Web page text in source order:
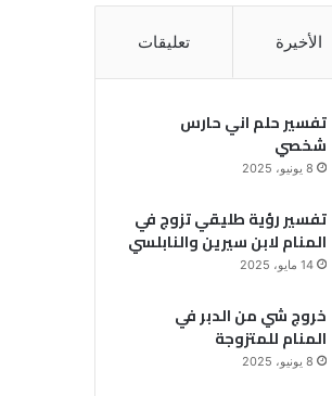
الأخيرة تعليقات
تفسير حلم اني حارس
شخصي
8 يونيو، 2025
تفسير رؤية طليقي تزوج في
المنام لابن سيرين والنابلسي
14 مايو، 2025
خروج شي من الدبر في
المنام للمتزوجة
8 يونيو، 2025